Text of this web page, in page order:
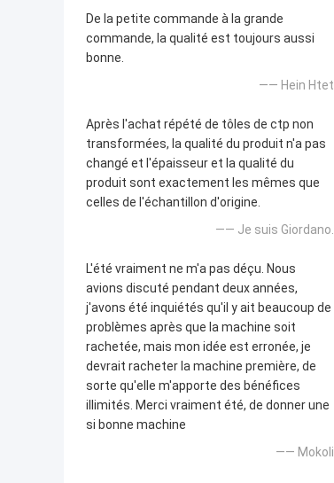
De la petite commande à la grande
commande, la qualité est toujours aussi
bonne.
—— Hein Htet
Après l'achat répété de tôles de ctp non
transformées, la qualité du produit n'a pas
changé et l'épaisseur et la qualité du
produit sont exactement les mêmes que
celles de l'échantillon d'origine.
—— Je suis Giordano.
L'été vraiment ne m'a pas déçu. Nous
avions discuté pendant deux années,
j'avons été inquiétés qu'il y ait beaucoup de
problèmes après que la machine soit
rachetée, mais mon idée est erronée, je
devrait racheter la machine première, de
sorte qu'elle m'apporte des bénéfices
illimités. Merci vraiment été, de donner une
si bonne machine
—— Mokoli